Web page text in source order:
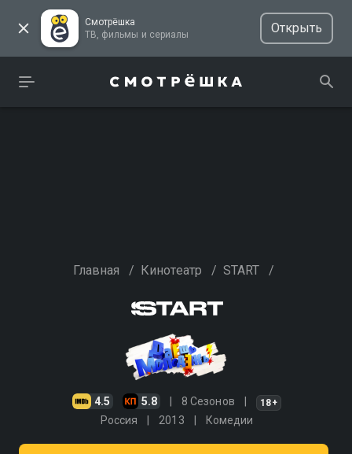
Смотрёшка
ТВ, фильмы и сериалы
Открыть
Главная / Кинотеатр / START /
4.5 5.8 8 Сезонов 18+
Россия 2013 Комедии